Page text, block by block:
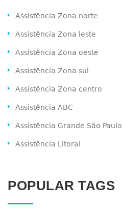
Assistência Zona norte
Assistência Zona leste
Assistência Zona oeste
Assistência Zona sul
Assistência Zona centro
Assistência ABC
Assistência Grande São Paulo
Assistência Litoral
POPULAR TAGS